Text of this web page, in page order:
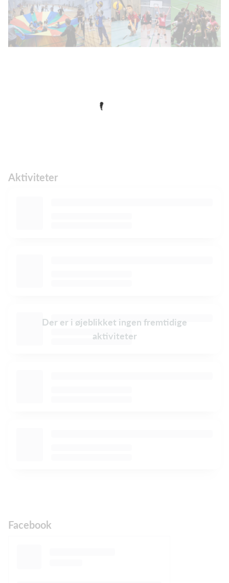
Aktiviteter
Der er i øjeblikket ingen fremtidige
aktiviteter
Facebook